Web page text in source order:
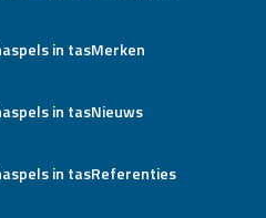
Merken
Nieuws
Referenties